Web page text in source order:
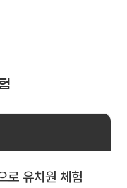
로 유치원 체험